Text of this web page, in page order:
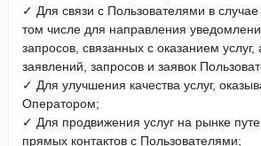
✓ Для связи с Пользователями в
том числе для направления
запросов, связанных с оказанием услуг,
заявлений, запросов и заявок
✓ Для улучшения качества услуг,
Оператором;
✓ Для продвижения услуг на рынке
прямых контактов с Пользователями;